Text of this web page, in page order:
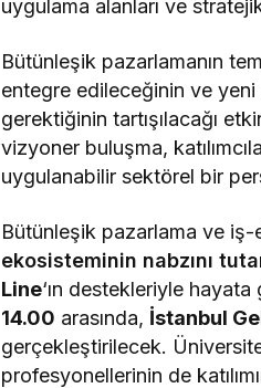
uygulama alanları ve
Bütünleşik pazarlamanın
entegre edileceğinin ve
gerektiğinin tartışılacağı
vizyoner buluşma,
uygulanabilir sektörel bir
Bütünleşik pazarlama ve iş-
ekosisteminin nabzını
Line‘ın destekleriyle
14.00 arasında, İstanbul
gerçekleştirilecek.
profesyonellerinin de